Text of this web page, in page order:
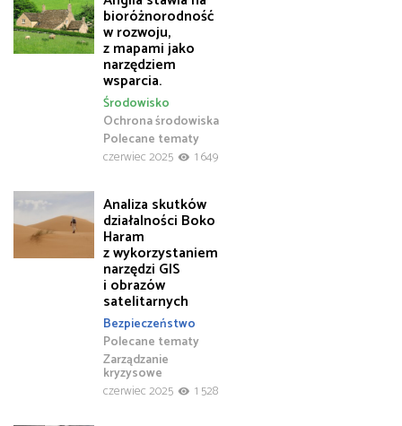
bioróżnorodność
w rozwoju,
z mapami jako
narzędziem
wsparcia.
Ochrona środowiska
Polecane tematy
Środowisko
czerwiec 2025 1 649
Analiza skutków
działalności Boko
Haram
z wykorzystaniem
narzędzi GIS
i obrazów
satelitarnych
Bezpieczeństwo
Polecane tematy
Zarządzanie
kryzysowe
czerwiec 2025
1 528